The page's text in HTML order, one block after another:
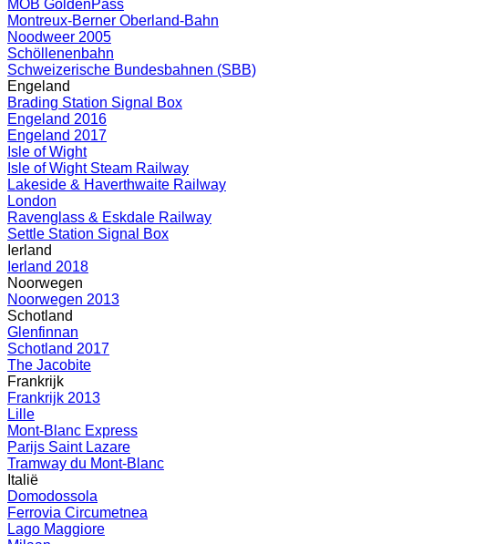
MOB GoldenPass
Montreux-Berner Oberland-Bahn
Noodweer 2005
Schöllenenbahn
Schweizerische Bundesbahnen (SBB)
Engeland
Brading Station Signal Box
Engeland 2016
Engeland 2017
Isle of Wight
Isle of Wight Steam Railway
Lakeside & Haverthwaite Railway
London
Ravenglass & Eskdale Railway
Settle Station Signal Box
Ierland
Ierland 2018
Noorwegen
Noorwegen 2013
Schotland
Glenfinnan
Schotland 2017
The Jacobite
Frankrijk
Frankrijk 2013
Lille
Mont-Blanc Express
Parijs Saint Lazare
Tramway du Mont-Blanc
Italië
Domodossola
Ferrovia Circumetnea
Lago Maggiore